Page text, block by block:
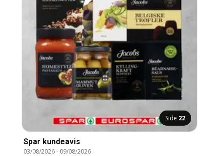
Side 22
Spar kundeavis
03/08/2026- 09/08/2026